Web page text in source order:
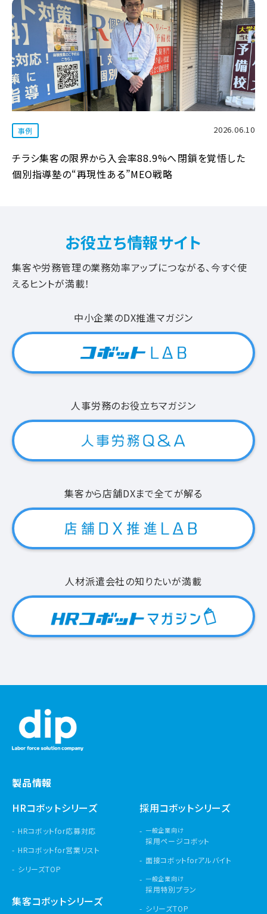
事例 2026.06.10
チラシ集客の限界から入会率88.9%へ――閉鎖を覚悟した
個別指導塾の“再現性ある”MEO戦略
お役立ち情報サイト
集客や労務管理の業務効率アップにつながる、今すぐ使
えるヒントが満載！
中小企業のDX推進マガジン
人事労務のお役立ちマガジン
集客から店舗DXまで全てが解る
人材派遣会社の知りたいが満載
製品情報
HRコボットシリーズ
HRコボットfor応募対応
HRコボットfor営業リスト
シリーズTOP
集客コボットシリーズ
採用コボットシリーズ
一般企業向け
採用ページコボット
面接コボットforアルバイト
一般企業向け
採用特別プラン
シリーズTOP